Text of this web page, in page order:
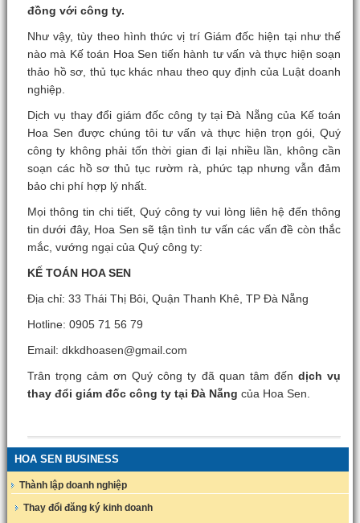
đồng với công ty.
Như vậy, tùy theo hình thức vị trí Giám đốc hiện tại như thế
nào mà Kế toán Hoa Sen tiến hành tư vấn và thực hiện soạn
thảo hồ sơ, thủ tục khác nhau theo quy định của Luật doanh
nghiệp.
Dịch vụ thay đổi giám đốc công ty tại Đà Nẵng của Kế toán
Hoa Sen được chúng tôi tư vấn và thực hiện trọn gói, Quý
công ty không phải tốn thời gian đi lại nhiều lần, không cần
soạn các hồ sơ thủ tục rườm rà, phức tạp nhưng vẫn đảm
bảo chi phí hợp lý nhất.
Mọi thông tin chi tiết, Quý công ty vui lòng liên hệ đến thông
tin dưới đây, Hoa Sen sẽ tận tình tư vấn các vấn đề còn thắc
mắc, vướng ngại của Quý công ty:
KẾ TOÁN HOA SEN
Địa chỉ: 33 Thái Thị Bôi, Quận Thanh Khê, TP Đà Nẵng
Hotline: 0905 71 56 79
Email: dkkdhoasen@gmail.com
Trân trọng cảm ơn Quý công ty đã quan tâm đến dịch vụ
thay đổi giám đốc công ty tại Đà Nẵng của Hoa Sen.
HOA SEN BUSINESS
Thành lập doanh nghiệp
Thay đổi đăng ký kinh doanh